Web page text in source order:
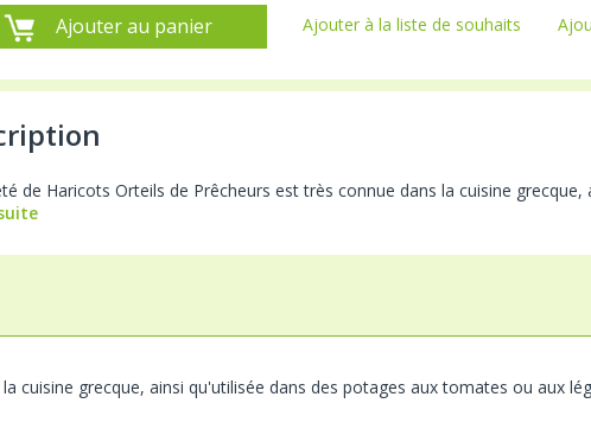
Ajouter au panier
Ajouter à la liste de souhaits
de Haricots Orteils de Prêcheurs est très connue dans la cuisine grecque,
cuisine grecque, ainsi qu'utilisée dans des potages aux tomates ou aux